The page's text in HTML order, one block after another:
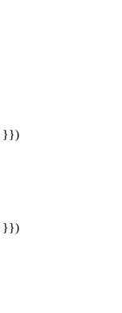
}})
}})